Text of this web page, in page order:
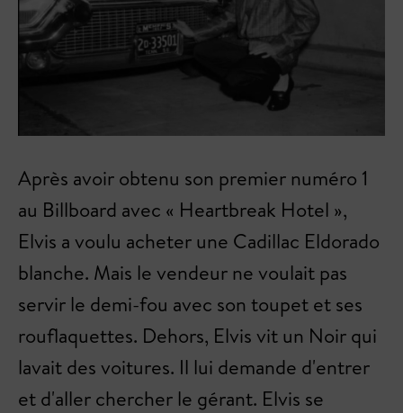
Après avoir obtenu son premier numéro 1
au Billboard avec « Heartbreak Hotel »,
Elvis a voulu acheter une Cadillac Eldorado
blanche. Mais le vendeur ne voulait pas
servir le demi-fou avec son toupet et ses
rouflaquettes. Dehors, Elvis vit un Noir qui
lavait des voitures. Il lui demande d'entrer
et d'aller chercher le gérant. Elvis se